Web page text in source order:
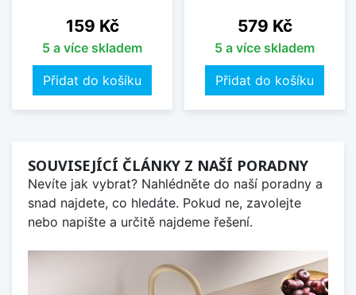
Cena
159 Kč
5 a více skladem
Přidat do košíku
Cena
579 Kč
5 a více skladem
Přidat do košíku
SOUVISEJÍCÍ ČLÁNKY Z NAŠÍ PORADNY
Nevíte jak vybrat? Nahlédněte do naší poradny a
snad najdete, co hledáte. Pokud ne, zavolejte
nebo napište a určitě najdeme řešení.